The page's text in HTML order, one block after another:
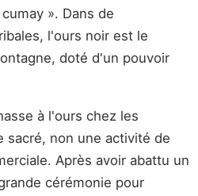
». Dans de
l'ours noir est le
doté d'un pouvoir
à l'ours chez les
sacré, non une activité de
Après avoir abattu un
cérémonie pour